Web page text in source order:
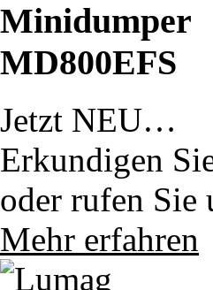
Minidumper
MD800EFS
Jetzt NEU…
Erkundigen
oder rufen Sie
Mehr erfahren